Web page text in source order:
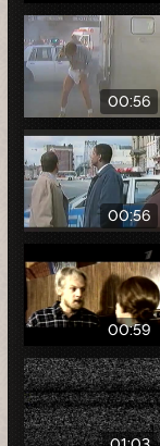
00:56
00:56
00:59